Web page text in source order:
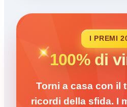
I PREMI
100% di
Torni a casa con il
ricordi della sfida. I